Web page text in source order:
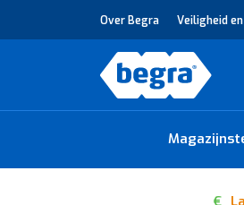
Over Begra Veiligheid
€